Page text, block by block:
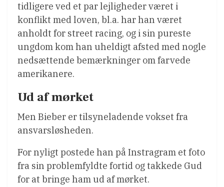
tidligere ved et par lejligheder været i
konflikt med loven, bl.a. har han været
anholdt for street racing, og i sin pureste
ungdom kom han uheldigt afsted med nogle
nedsættende bemærkninger om farvede
amerikanere.
Ud af mørket
Men Bieber er tilsyneladende vokset fra
ansvarsløsheden.
For nyligt postede han på Instragram et foto
fra sin problemfyldte fortid og takkede Gud
for at bringe ham ud af mørket.